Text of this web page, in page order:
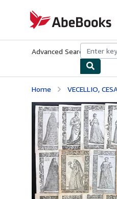
AbeBooks.com
Advanced Search Browse
Home VECELLIO,